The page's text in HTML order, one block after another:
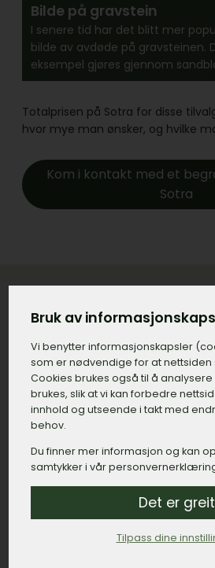
Bilde på gravstein
I senere tid har det blitt mer
bilde av avdøde på gravsteinen.
eksempel gjøres gjennom
Totalprisen på Sotra for disse
hvor mye man ønsker, og hvilke
Kom i kontakt med et
Sotra
Konkret priseksempel
med tilvalg på Sotra
Gravstein: 15.000,– kroner.
Gravering, navn og dato:
Bedramme:2.500,– kroner.
Montert dekor, duer:1.200,–
Bruk av
Vi benytter informasjons­kapsler
som er nødvendige for at nettsiden
Cookies brukes også til å
brukes, slik at vi kan forbedre
innhold og utseende i takt med
behov.
Du finner mer informasjon og kan
samtykker i vår
Det er greit
Tilpass dine